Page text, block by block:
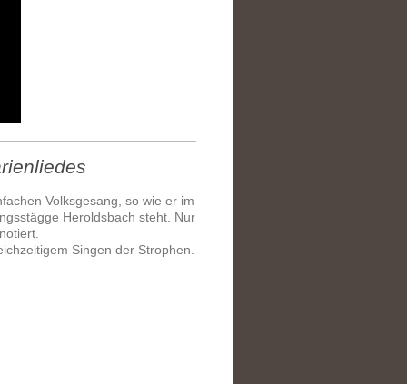
Volksgesang, so wie er im
Heroldsbach steht. Nur
Singen der Strophen.